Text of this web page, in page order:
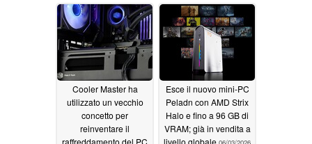
Cooler Master ha
utilizzato un vecchio
concetto per
reinventare il
raffreddamento del PC
Esce il nuovo mini-PC
Peladn con AMD Strix
Halo e fino a 96 GB di
VRAM; già in vendita a
livello globale